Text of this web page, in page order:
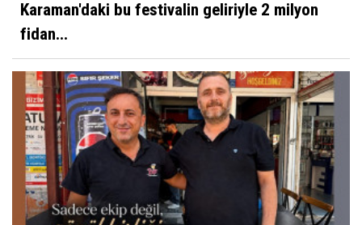
Karaman'daki bu festivalin geliriyle 2 milyon
fidan...